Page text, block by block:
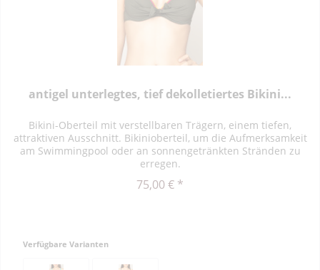
antigel unterlegtes, tief dekolletiertes Bikini...
Bikini-Oberteil mit verstellbaren Trägern, einem tiefen,
attraktiven Ausschnitt. Bikinioberteil, um die Aufmerksamkeit
am Swimmingpool oder an sonnengetränkten Stränden zu
erregen.
75,00 € *
Verfügbare Varianten